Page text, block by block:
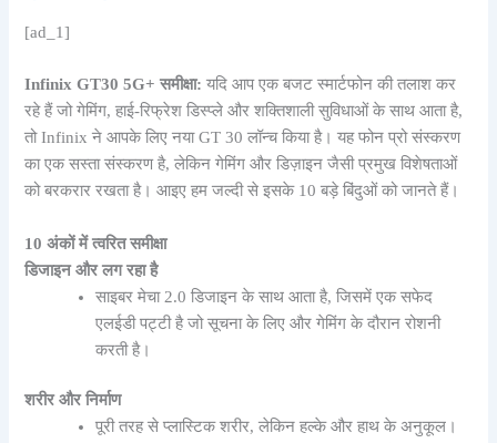
[ad_1]
Infinix GT30 5G+ समीक्षा:यदि आप एक बजट स्मार्टफोन की तलाश कर
रहे हैं जो गेमिंग, हाई-रिफ्रेश डिस्प्ले और शक्तिशाली सुविधाओं के साथ आता है,
तो Infinix ने आपके लिए नया GT 30 लॉन्च किया है। यह फोन प्रो संस्करण
का एक सस्ता संस्करण है, लेकिन गेमिंग और डिज़ाइन जैसी प्रमुख विशेषताओं
को बरकरार रखता है। आइए हम जल्दी से इसके 10 बड़े बिंदुओं को जानते हैं।
10 अंकों में त्वरित समीक्षा
डिजाइन और लग रहा है
साइबर मेचा 2.0 डिजाइन के साथ आता है, जिसमें एक सफेद
एलईडी पट्टी है जो सूचना के लिए और गेमिंग के दौरान रोशनी
करती है।
शरीर और निर्माण
पूरी तरह से प्लास्टिक शरीर, लेकिन हल्के और हाथ के अनुकूल।